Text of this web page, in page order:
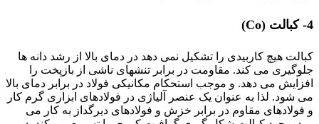
4- کبالت (Co)
کبالت هیچ کاربیدی را تشکیل نمی دهد در دمای بالا از رشد دانه ها
جلوگیری می کند. مقاومت در برابر تنشهای ناشی از بازپخت را
افزایش می دهد. و موجب استحکام مکانیکی فولاد در برابر دمای بالا
می شود. لذا به عنوان یک عنصر آلیاژی در فولادهای ابزاری گرم کار
و فولادهای مقاوم در برابر خزش و فولادهای دیرگداز به کار می